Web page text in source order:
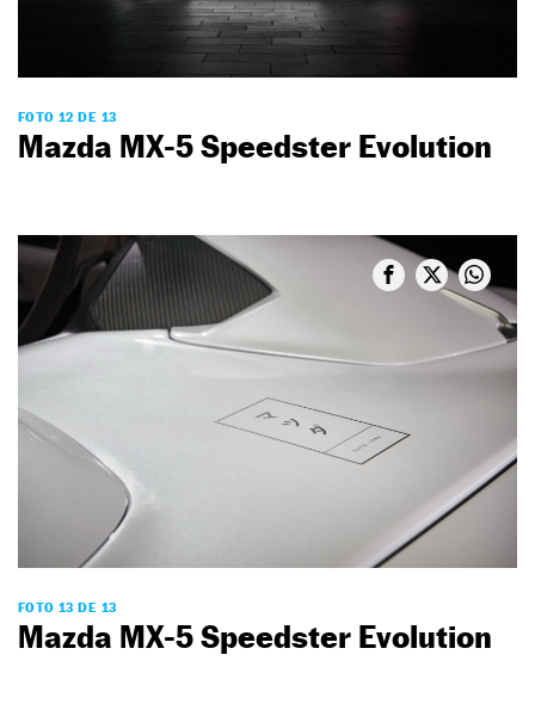
FOTO 12 DE 13
Mazda MX-5 Speedster Evolution
FOTO 13 DE 13
Mazda MX-5 Speedster Evolution